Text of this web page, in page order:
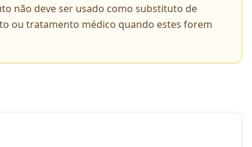
não deve ser usado como substituto de
ou tratamento médico quando estes forem